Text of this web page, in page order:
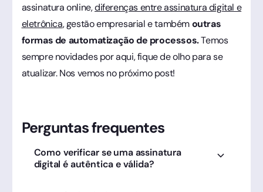
assinatura online,diferenças entre assinatura digital e
eletrônica, gestão empresarial e tambémoutras
formas de automatização de processos.Temos
sempre novidades por aqui, fique de olho para se
atualizar. Nos vemos no próximo post!
Perguntas frequentes
Como verificar se uma assinatura
digital é autêntica e válida?